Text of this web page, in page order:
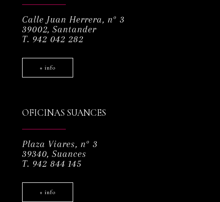
Calle Juan Herrera, nº 3
39002, Santander
T. 942 042 282
+ info
OFICINAS SUANCES
Plaza Viares, nº 3
39340, Suances
T. 942 844 145
+ info